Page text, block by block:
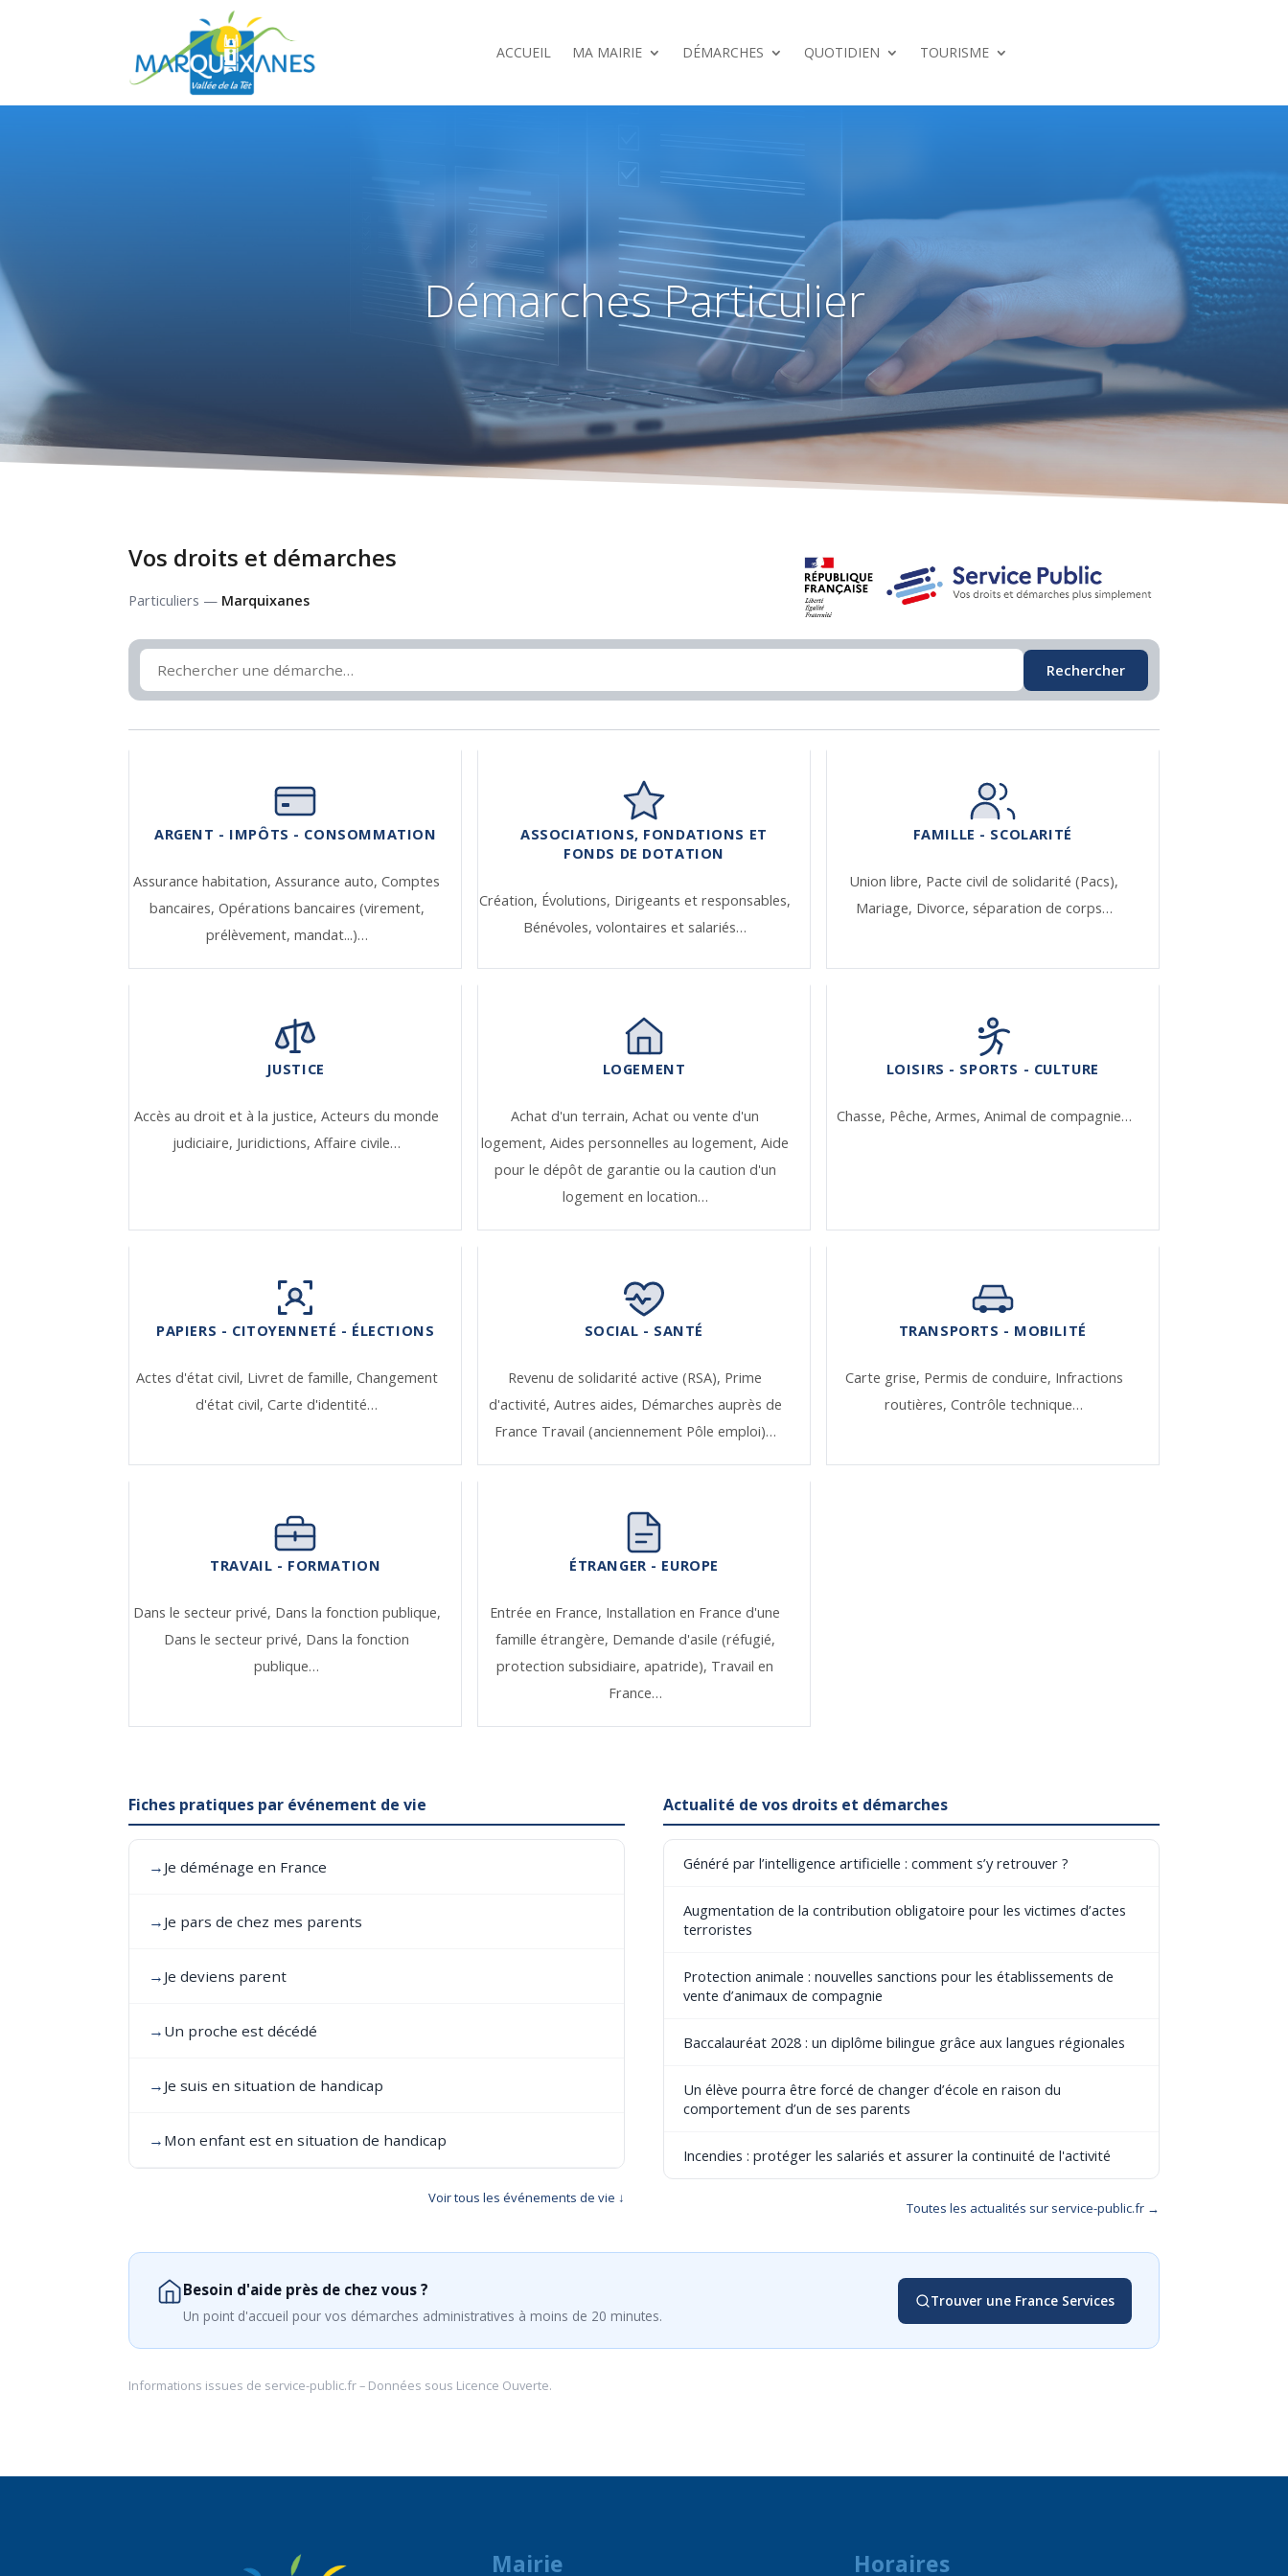
ACCUEIL MA MAIRIE DÉMARCHES QUOTIDIEN TOURISME
Démarches Particulier
Vos droits et démarches
Particuliers — Marquixanes
Rechercher
ARGENT - IMPÔTS - CONSOMMATION
Assurance habitation,Assurance auto,Comptes
bancaires, Opérations bancaires (virement,
prélèvement, mandat...)…
ASSOCIATIONS, FONDATIONS ET
FONDS DE DOTATION
Création, Évolutions, Dirigeants et responsables,
Bénévoles, volontaires et salariés…
FAMILLE - SCOLARITÉ
Union libre, Pacte civil de solidarité (Pacs),
Mariage, Divorce, séparation de corps…
JUSTICE
Accès au droit et à la justice,Acteurs du monde
judiciaire, Juridictions,Affaire civile…
LOGEMENT
Achat d'un terrain,Achat ou vente d'un
logement,Aides personnelles au logement,Aide
pour le dépôt de garantie ou la caution d'un
logement en location…
LOISIRS - SPORTS - CULTURE
Chasse, Pêche, Armes, Animal de compagnie…
PAPIERS - CITOYENNETÉ - ÉLECTIONS
Actes d'état civil, Livret de famille, Changement
d'état civil,Carte d'identité…
SOCIAL - SANTÉ
Revenu de solidarité active (RSA), Prime
d'activité, Autres aides, Démarches auprès de
France Travail (anciennement Pôle emploi)…
TRANSPORTS - MOBILITÉ
Carte grise, Permis de conduire, Infractions
routières,Contrôle technique…
TRAVAIL - FORMATION
Dans le secteur privé, Dans la fonction publique,
Dans le secteur privé, Dans la fonction
publique…
ÉTRANGER - EUROPE
Entrée en France, Installation en France d'une
famille étrangère, Demande d'asile (réfugié,
protection subsidiaire, apatride), Travail en
France…
Fiches pratiques par événement de vie
→ Je déménage en France
→ Je pars de chez mes parents
→ Je deviens parent
→ Un proche est décédé
→ Je suis en situation de handicap
→ Mon enfant est en situation de handicap
Voir tous les événements de vie ↓
Actualité de vos droits et démarches
Généré par l’intelligence artificielle : comment s’y retrouver ?
Augmentation de la contribution obligatoire pour les victimes d’actes
terroristes
Protection animale : nouvelles sanctions pour les établissements de
vente d’animaux de compagnie
Baccalauréat 2028 : un diplôme bilingue grâce aux langues régionales
Un élève pourra être forcé de changer d’école en raison du
comportement d’un de ses parents
Incendies : protéger les salariés et assurer la continuité de l'activité
Toutes les actualités sur service-public.fr →
Besoin d'aide près de chez vous ?
Un point d'accueil pour vos démarches administratives à moins de 20 minutes.
Trouver une France Services
Informations issues de service-public.fr– Données sous Licence Ouverte.
Mairie Horaires